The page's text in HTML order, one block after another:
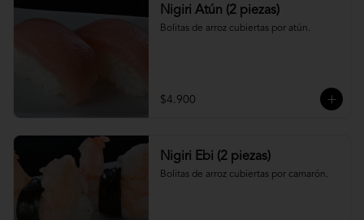
Nigiri Atún (2 piezas)
Bolitas de arroz cubiertas por atún.
$4.900
Nigiri Ebi (2 piezas)
Bolitas de arroz cubiertas por camarón.